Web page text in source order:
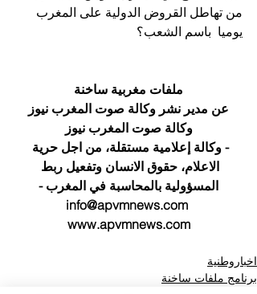
من تهاطل القروض الدولية على المغرب
يوميا  باسم الشعب؟
ملفات مغربية ساخنة
عن مدير نشر وكالة صوت المغرب نيوز
وكالة صوت المغرب نيوز
- وكالة إعلامية مستقلة، من اجل حرية
الاعلام، حقوق الانسان وتفعيل ربط
المسؤولية بالمحاسبة في المغرب -
info@apvmnews.com
www.apvmnews.com
اخباروطنية
برنامج ملفات ساخنة